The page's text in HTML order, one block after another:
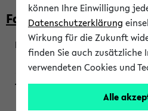
Faculty of Biology
200923
Wendisch, Peters-Wendisch,
können Ihre Einwilligung
Datenschutzerklärung
Wirkung für die Zukunft
finden Sie auch zusätzliche
verwendeten Cookies und
Alle